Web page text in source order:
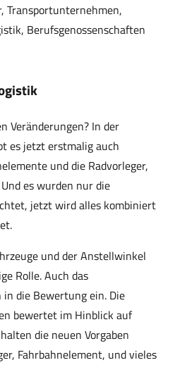
Transportunternehmen,
Berufsgenossenschaften
Veränderungen? In der
es jetzt erstmalig auch
und die Radvorleger,
es wurden nur die
jetzt wird alles kombiniert
und der Anstellwinkel
Rolle. Auch das
die Bewertung ein. Die
bewertet im Hinblick auf
die neuen Vorgaben
Fahrbahnelement, und vieles